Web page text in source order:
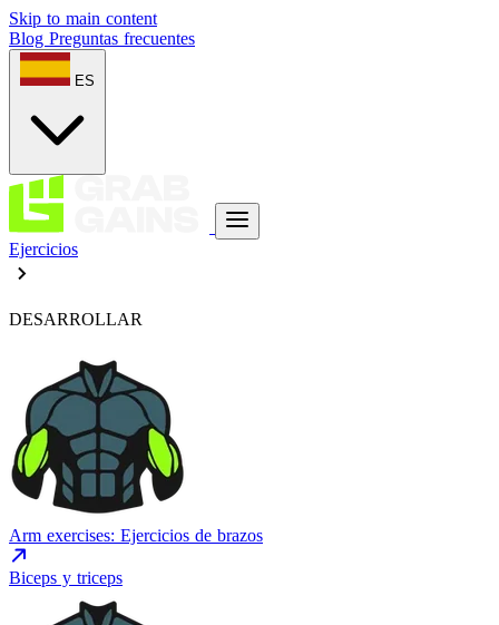
Skip to main content
Blog Preguntas frecuentes
ES
Ejercicios
DESARROLLAR
Arm exercises: Ejercicios de brazos
Biceps y triceps